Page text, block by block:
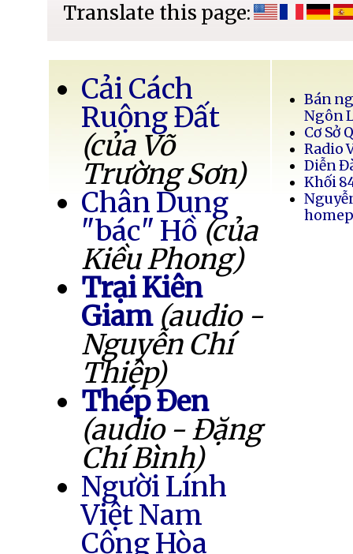
Translate this page:
Cải Cách
Ruộng Đất
(của Võ
Trường Sơn)
Chân Dung
"bác" Hồ (của
Kiều Phong)
Trại Kiên
Giam (audio -
Nguyễn Chí
Thiệp)
Thép Đen
(audio - Đặng
Chí Bình)
Người Lính
Việt Nam
Cộng Hòa
Bán
Ngôn
Cơ Sở
Radio
Diễn
Khối